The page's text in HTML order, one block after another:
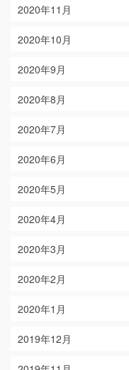
2020年11月
2020年10月
2020年9月
2020年8月
2020年7月
2020年6月
2020年5月
2020年4月
2020年3月
2020年2月
2020年1月
2019年12月